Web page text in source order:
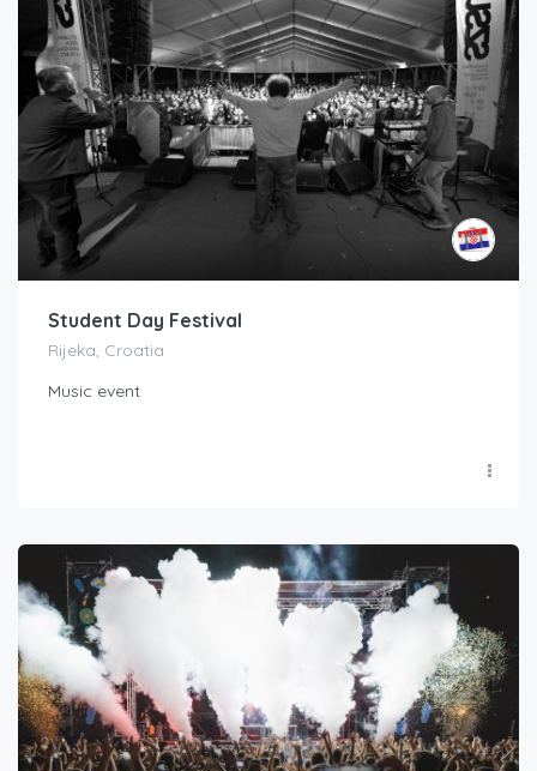
Student Day Festival
Rijeka, Croatia
Music event